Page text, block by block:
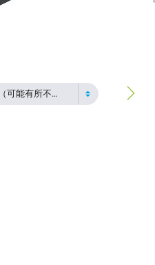
示意图（可能有所不同）